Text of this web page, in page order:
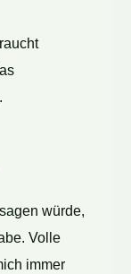
würde,
Volle
immer